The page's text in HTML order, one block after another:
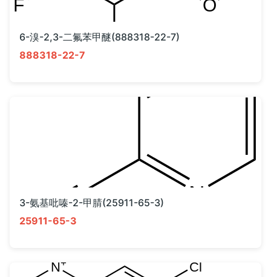
6-溴-2,3-二氟苯甲醚(888318-22-7)
888318-22-7
3-氨基吡嗪-2-甲腈(25911-65-3)
25911-65-3